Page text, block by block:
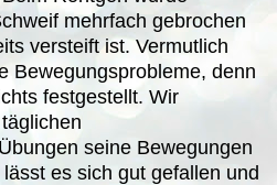
mehrfach gebrochen
versteift ist. Vermutlich
Bewegungsprobleme, denn
festgestellt. Wir
seine Bewegungen
es sich gut gefallen und